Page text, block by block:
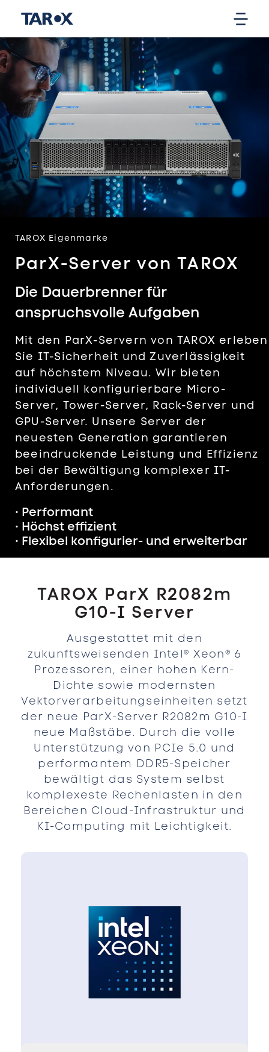
TAROX Eigenmarke
ParX-Server von TAROX
Die Dauerbrenner für
anspruchsvolle Aufgaben
Mit den ParX-Servern von TAROX erleben
Sie IT-Sicherheit und Zuverlässigkeit
auf höchstem Niveau. Wir bieten
individuell konfigurierbare Micro-
Server, Tower-Server, Rack-Server und
GPU-Server. Unsere Server der
neuesten Generation garantieren
beeindruckende Leistung und Effizienz
bei der Bewältigung komplexer IT-
Anforderungen.
• Performant
• Höchst effizient
• Flexibel konfigurier- und erweiterbar
TAROX ParX R2082m
G10-I Server
Ausgestattet mit den
zukunftsweisenden Intel® Xeon® 6
Prozessoren, einer hohen Kern-
Dichte sowie modernsten
Vektorverarbeitungseinheiten setzt
der neue ParX-Server R2082m G10-I
neue Maßstäbe. Durch die volle
Unterstützung von PCIe 5.0 und
performantem DDR5-Speicher
bewältigt das System selbst
komplexeste Rechenlasten in den
Bereichen Cloud-Infrastruktur und
KI-Computing mit Leichtigkeit.